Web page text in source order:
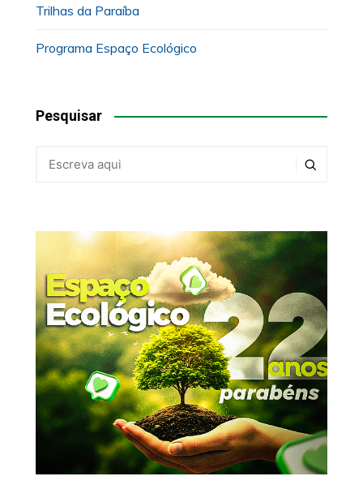
Trilhas da Paraíba
Programa Espaço Ecológico
Pesquisar